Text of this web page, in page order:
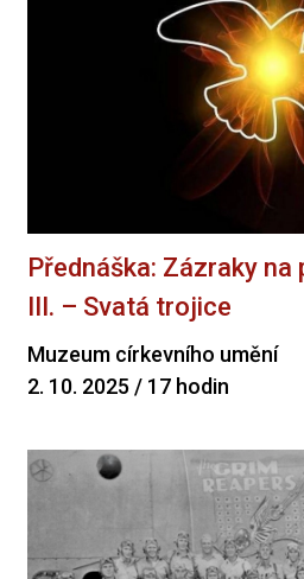
Přednáška: Zázraky
III. – Svatá trojice
Muzeum církevního umění
2. 10. 2025 / 17 hodin